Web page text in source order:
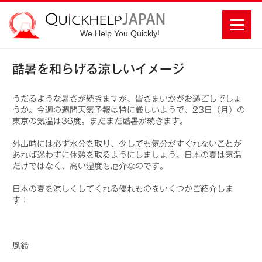
We Help You Quickly!
酷暑を和らげる涼しいイメージ
うだるような暑さが続きますが、皆さまいかがお過ごしでしょ
うか。今週の週間天気予報は特に厳しいようで、23日（月）の
東京の気温は36度。まだまだ酷暑が続きます。
外出時には必ず水分を取り、少しでも気分がすぐれないことが
あれば迷わずに休憩を取るようにしましょう。日本の夏は気温
だけではなく、高い湿度も厄介なのです。
日本の夏を涼しくしてくれる優れものをいくつかご紹介しま
す：
風鈴